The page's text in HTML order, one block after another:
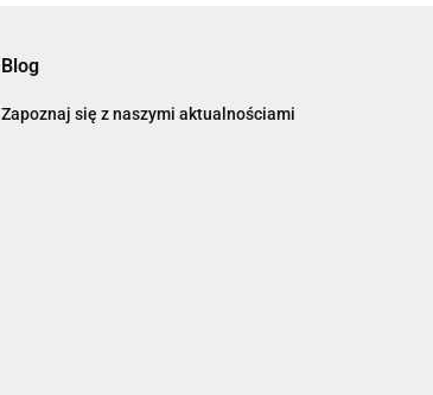
Blog
Zapoznaj się z naszymi aktualnościami